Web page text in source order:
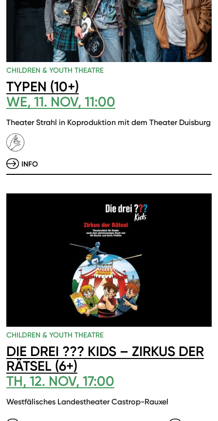
CHILDREN & YOUTH THEATRE
TYPEN (10+)
WE, 11. NOV, 11:00
Theater Strahl in Koproduktion mit dem Theater Duisburg
INFO
CHILDREN & YOUTH THEATRE
DIE DREI ??? KIDS – ZIRKUS DER
RÄTSEL (6+)
TH, 12. NOV, 17:00
Westfälisches Landestheater Castrop-Rauxel